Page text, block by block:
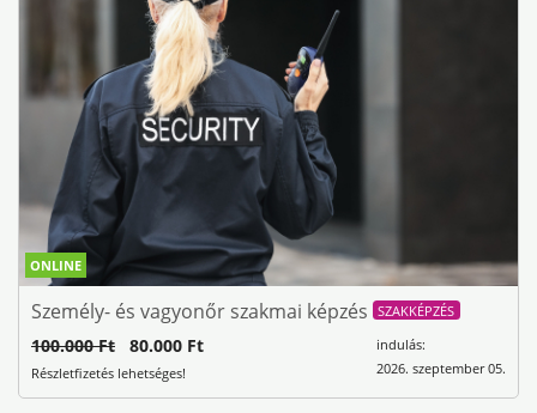
ONLINE
Személy- és vagyonőr szakmai képzés
SZAKKÉPZÉS
indulás:
2026. szeptember 05.
100.000 Ft 80.000 Ft
Részletfizetés lehetséges!